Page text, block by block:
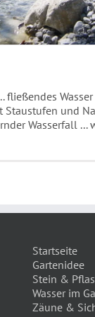
fließendes
Staustufen und
Wasserfall ...
Startseite
Gartenidee
Stein &
Wasser im
Zäune &